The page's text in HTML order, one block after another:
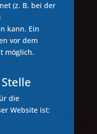
(z. B. bei der
kann. Ein
vor dem
möglich.
die
Website ist: